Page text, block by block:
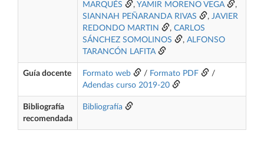
MARQUÉS
, YAMIR MORENO VEGA
,
SIANNAH PEÑARANDA RIVAS
, JAVIER
REDONDO MARTIN
, CARLOS
SÁNCHEZ SOMOLINOS
, ALFONSO
TARANCÓN LAFITA
Guía docente Formato web / Formato PDF
/
Adendas curso 2019-20
Bibliografía
recomendada
Bibliografía